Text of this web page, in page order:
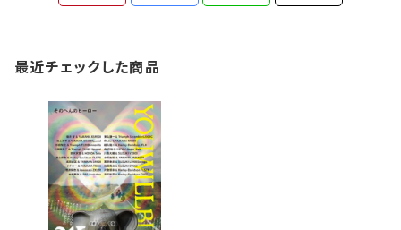
最近チェックした商品